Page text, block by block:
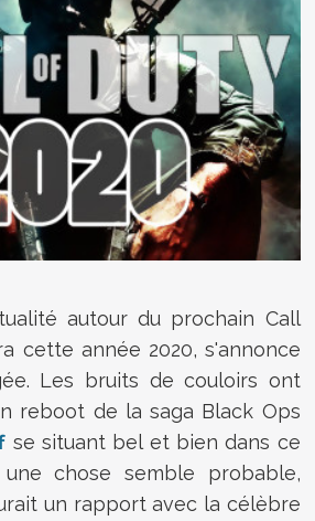
autour du prochain Call
cette année 2020, s'annonce
Les bruits de couloirs ont
reboot de la saga Black Ops
se situant bel et bien dans ce
chose semble probable,
un rapport avec la célèbre